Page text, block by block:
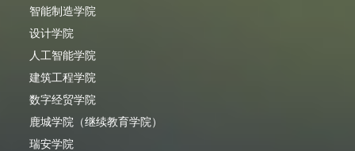
智能制造学院
设计学院
人工智能学院
建筑工程学院
数字经贸学院
鹿城学院（继续教育学院）
瑞安学院